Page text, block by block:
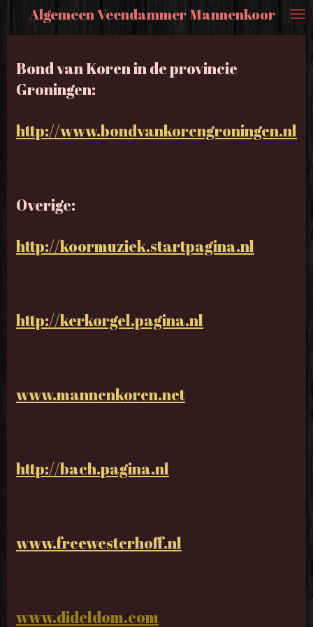
direct
hoofdinhoud
Algemeen Veendammer Mannenkoor
Bond van Koren in de provincie
Groningen:
http://www.bondvankorengroningen.nl
Overige:
http://koormuziek.startpagina.nl
http://kerkorgel.pagina.nl
www.mannenkoren.net
http://bach.pagina.nl
www.freewesterhoff.nl
www.dideldom.com